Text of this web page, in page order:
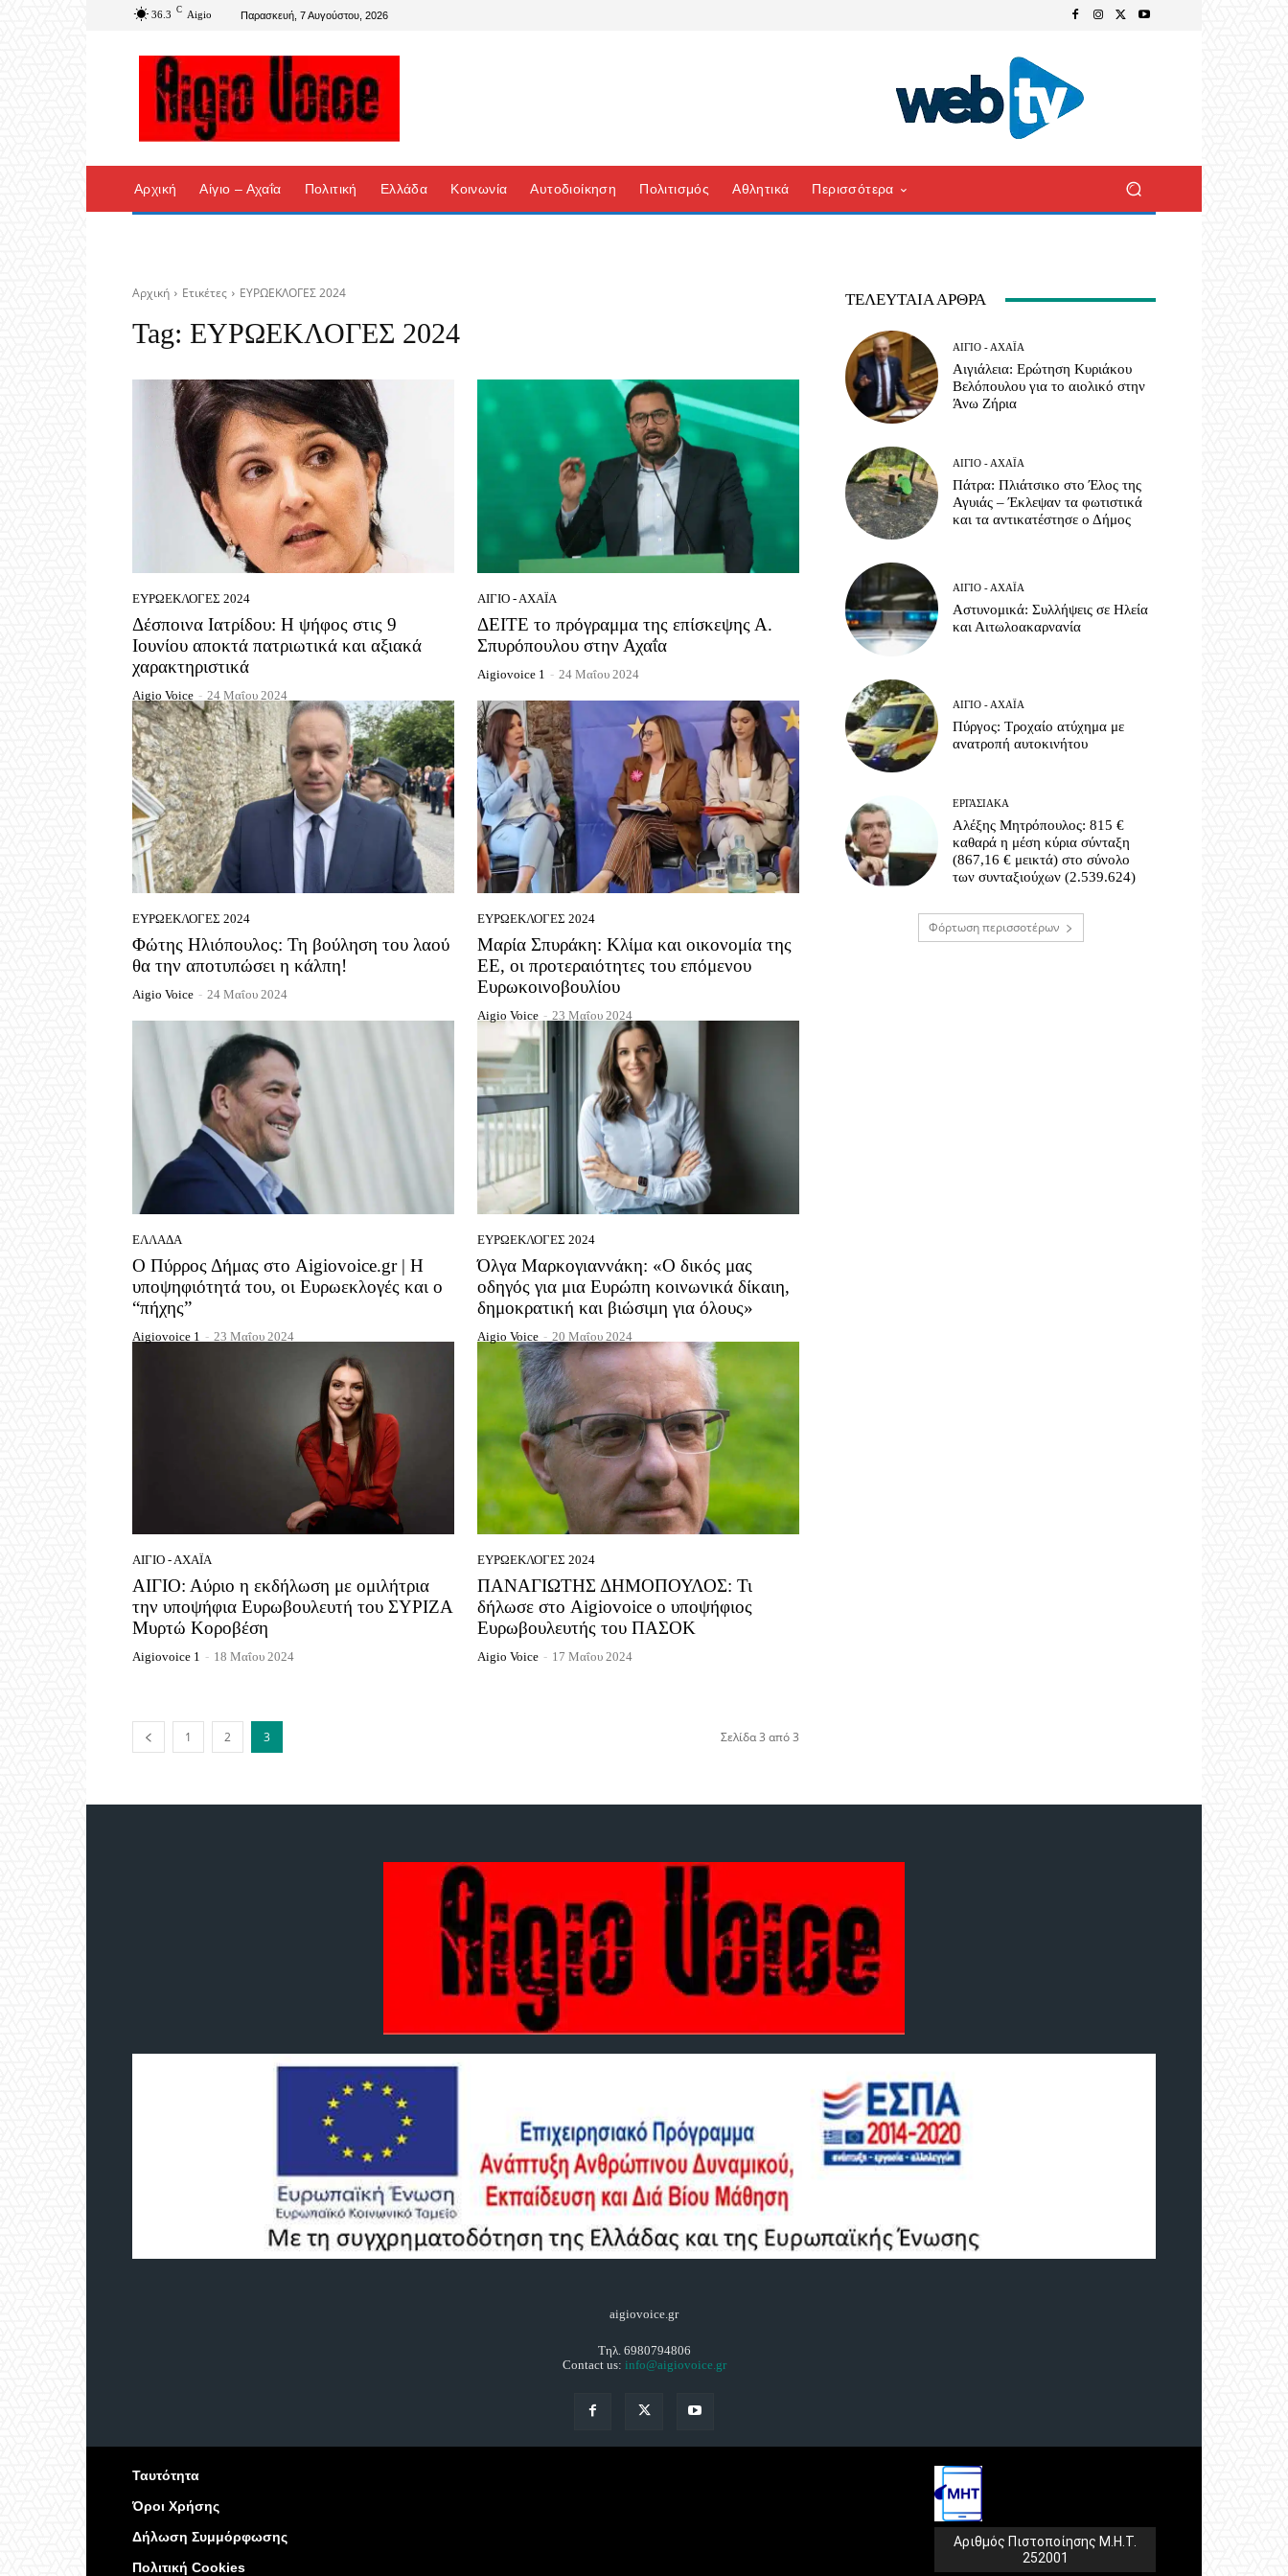
36.3 C Aigio Παρασκευή, 7 Αυγούστου, 2026
Αρχική Αίγιο – Αχαΐα Πολιτική Ελλάδα Κοινωνία Αυτοδιοίκηση Πολιτισμός Αθλητικά Περισσότερα
Αρχική Ετικέτες ΕΥΡΩΕΚΛΟΓΕΣ 2024
Tag: ΕΥΡΩΕΚΛΟΓΕΣ 2024
ΕΥΡΩΕΚΛΟΓΈΣ 2024
Δέσποινα Ιατρίδου: Η ψήφος στις 9
Ιουνίου αποκτά πατριωτικά και αξιακά
χαρακτηριστικά
Aigio Voice - 24 Μαΐου 2024
ΑΊΓΙΟ - ΑΧΑΪ́Α
ΔΕΙΤΕ το πρόγραμμα της επίσκεψης Α.
Σπυρόπουλου στην Αχαΐα
Aigiovoice 1 - 24 Μαΐου 2024
ΕΥΡΩΕΚΛΟΓΈΣ 2024
Φώτης Ηλιόπουλος: Τη βούληση του λαού
θα την αποτυπώσει η κάλπη!
Aigio Voice - 24 Μαΐου 2024
ΕΥΡΩΕΚΛΟΓΈΣ 2024
Μαρία Σπυράκη: Κλίμα και οικονομία της
ΕΕ, οι προτεραιότητες του επόμενου
Ευρωκοινοβουλίου
Aigio Voice - 23 Μαΐου 2024
ΕΛΛΆΔΑ
Ο Πύρρος Δήμας στο Aigiovoice.gr | Η
υποψηφιότητά του, οι Ευρωεκλογές και ο
“πήχης”
Aigiovoice 1 - 23 Μαΐου 2024
ΕΥΡΩΕΚΛΟΓΈΣ 2024
Όλγα Μαρκογιαννάκη: «Ο δικός μας
οδηγός για μια Ευρώπη κοινωνικά δίκαιη,
δημοκρατική και βιώσιμη για όλους»
Aigio Voice - 20 Μαΐου 2024
ΑΊΓΙΟ - ΑΧΑΪ́Α
ΑΙΓΙΟ: Αύριο η εκδήλωση με ομιλήτρια
την υποψήφια Ευρωβουλευτή του ΣΥΡΙΖΑ
Μυρτώ Κοροβέση
Aigiovoice 1 - 18 Μαΐου 2024
ΕΥΡΩΕΚΛΟΓΈΣ 2024
ΠΑΝΑΓΙΩΤΗΣ ΔΗΜΟΠΟΥΛΟΣ: Τι
δήλωσε στο Aigiovoice ο υποψήφιος
Ευρωβουλευτής του ΠΑΣΟΚ
Aigio Voice - 17 Μαΐου 2024
1 2 3 Σελίδα 3 από 3
ΤΕΛΕΥΤΑΊΑ ΆΡΘΡΑ
ΑΊΓΙΟ - ΑΧΑΪ́Α
Αιγιάλεια: Ερώτηση Κυριάκου
Βελόπουλου για το αιολικό στην
Άνω Ζήρια
ΑΊΓΙΟ - ΑΧΑΪ́Α
Πάτρα: Πλιάτσικο στο Έλος της
Αγυιάς – Έκλεψαν τα φωτιστικά
και τα αντικατέστησε ο Δήμος
ΑΊΓΙΟ - ΑΧΑΪ́Α
Αστυνομικά: Συλλήψεις σε Ηλεία
και Αιτωλοακαρνανία
ΑΊΓΙΟ - ΑΧΑΪ́Α
Πύργος: Τροχαίο ατύχημα με
ανατροπή αυτοκινήτου
ΕΡΓΑΣΙΑΚΆ
Αλέξης Μητρόπουλος: 815 €
καθαρά η μέση κύρια σύνταξη
(867,16 € μεικτά) στο σύνολο
των συνταξιούχων (2.539.624)
Φόρτωση περισσοτέρων
aigiovoice.gr
Τηλ. 6980794806
Contact us: info@aigiovoice.gr
Ταυτότητα
Όροι Χρήσης
Δήλωση Συμμόρφωσης
Πολιτική Cookies
Αριθμός Πιστοποίησης Μ.Η.Τ.
252001